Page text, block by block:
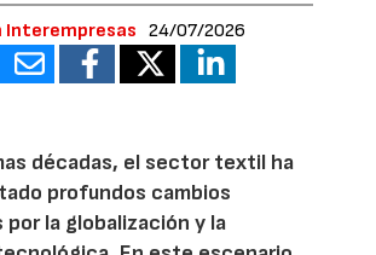
Interempresas 24/07/2026
décadas, el sector textil ha
profundos cambios
por la globalización y la